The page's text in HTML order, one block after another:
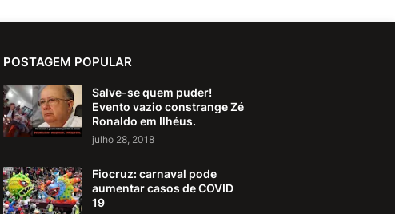
POSTAGEM POPULAR
Salve-se quem puder!
Evento vazio constrange Zé
Ronaldo em Ilhéus.
julho 28, 2018
Fiocruz: carnaval pode
aumentar casos de COVID
19